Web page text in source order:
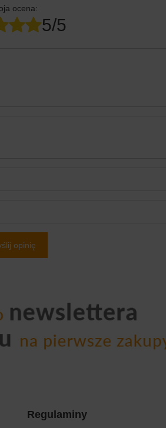
ocena:
5/5
opinię
Regulaminy